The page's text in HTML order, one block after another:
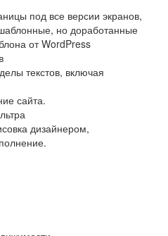
под все версии экранов,
но доработанные
от WordPress
текстов, включая
сайта.
дизайнером,